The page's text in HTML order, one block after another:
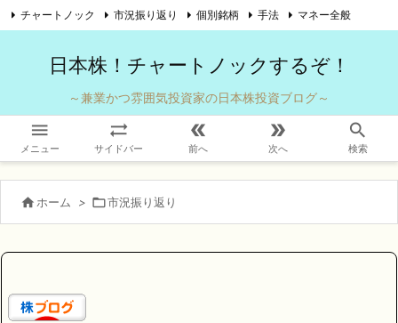
日本株！チャートノックするぞ！
～兼業かつ雰囲気投資家の日本株投資ブログ～

メニュー

サイドバー

前へ

次へ

検索
チャートノック 市況振り返り 個別銘柄 手法 マネー全般
 ホーム > 市況振り返り